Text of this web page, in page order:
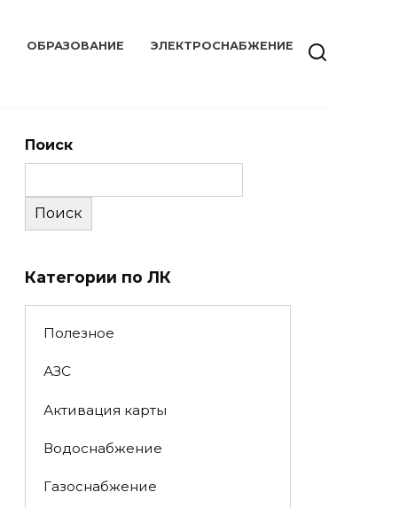
ОБРАЗОВАНИЕ ЭЛЕКТРОСНАБЖЕНИЕ
Поиск
Поиск
Категории по ЛК
Полезное
АЗС
Активация карты
Водоснабжение
Газоснабжение